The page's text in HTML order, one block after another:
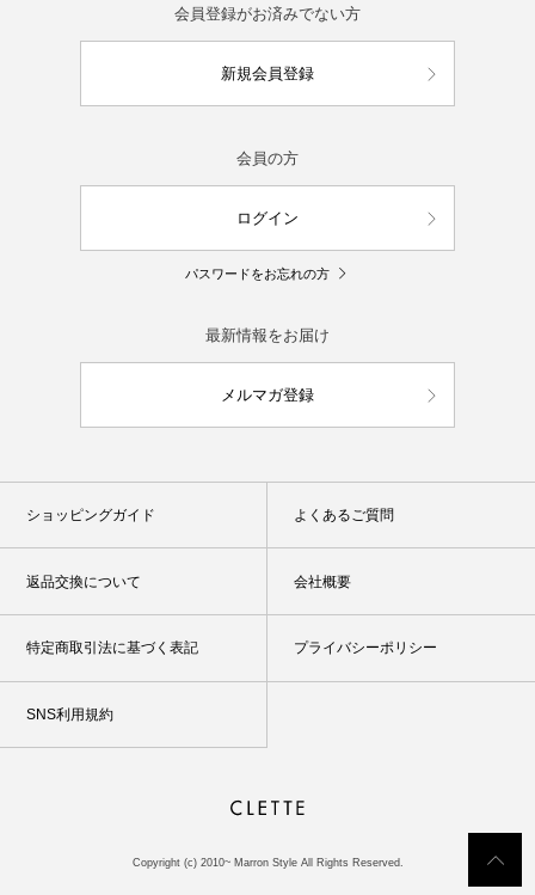
会員登録がお済みでない方
新規会員登録
会員の方
ログイン
パスワードをお忘れの方
最新情報をお届け
メルマガ登録
ショッピングガイド よくあるご質問
返品交換について 会社概要
特定商取引法に基づく表記 プライバシーポリシー
SNS利用規約
Copyright (c) 2010~ Marron Style All Rights Reserved.